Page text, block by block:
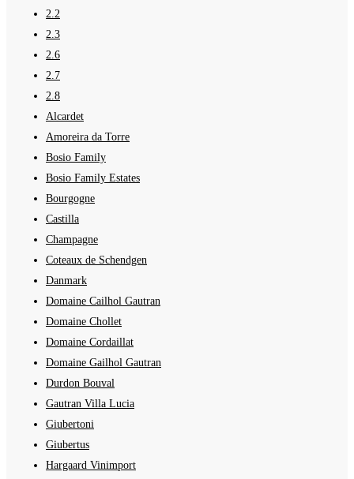
2.2
2.3
2.6
2.7
2.8
Alcardet
Amoreira da Torre
Bosio Family
Bosio Family Estates
Bourgogne
Castilla
Champagne
Coteaux de Schendgen
Danmark
Domaine Cailhol Gautran
Domaine Chollet
Domaine Cordaillat
Domaine Gailhol Gautran
Durdon Bouval
Gautran Villa Lucia
Giubertoni
Giubertus
Hargaard Vinimport